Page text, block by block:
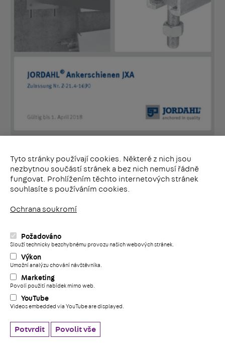
Tyto stránky používají cookies. Některé z nich jsou
nezbytnou součástí stránek a bez nich nemusí řádně
fungovat. Prohlížením těchto internetových stránek
souhlasíte s používáním cookies.
Ochrana soukromí
Požadováno
Slouží technicky bezchybnému provozu našich webových stránek.
Výkon
Umožní analýzu chování návštěvníka.
Marketing
Povolí použití nabídek mimo web.
YouTube
Videos embedded via YouTube are displayed.
Potvrdit Povolit vše
PDF | 7 MB